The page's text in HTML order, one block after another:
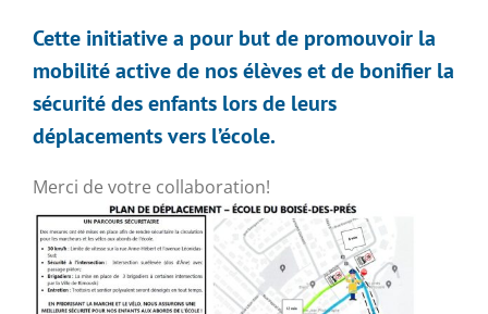
Cette initiative a pour but de promouvoir la
mobilité active de nos élèves et de bonifier la
sécurité des enfants lors de leurs
déplacements vers l’école.
Merci de votre collaboration!